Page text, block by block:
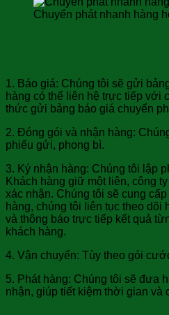
Chuyển phát nhanh hàng
1. Báo giá: Chúng tôi sẽ gửi
hàng có thể liên hệ trực tiếp với
thức gửi bảng báo giá chuyển
2. Đóng gói và nhận hàng:
phiếu gửi, phong bì.
3. Ký nhận hàng: Chúng tôi lập
Khách hàng giữ một liên, công
xác nhận. Chúng tôi sẽ cung
hàng, chúng tôi liên tục theo
và thông báo trực tiếp kết quả
khách hàng.
4. Vận chuyển: Tùy theo gói
5. Phát hàng: Chúng tôi sẽ đưa
nhận, giúp tiết kiệm thời gian